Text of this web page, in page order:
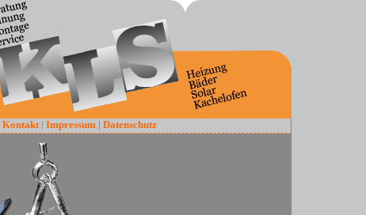
Kontakt| Impressum | Datenschutz